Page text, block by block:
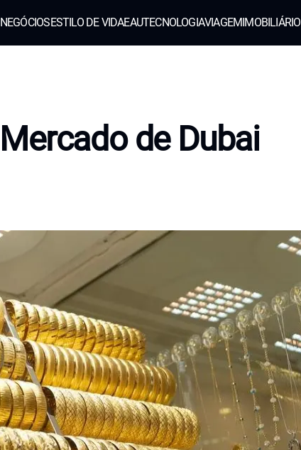
NEGÓCIOSESTILO DE VIDAEAUTECNOLOGIAVIAGEMIMOBILIÁRIO
de Dubai